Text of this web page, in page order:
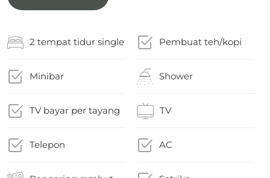
2 tempat tidur single Pembuat teh/kopi
Minibar Shower
TV bayar per tayang TV
Telepon AC